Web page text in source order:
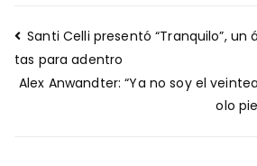
Navegación
de
entradas
Santi Celli presentó “Tranquilo”,
tas para adentro
Alex Anwandter: “Ya no soy el
olo